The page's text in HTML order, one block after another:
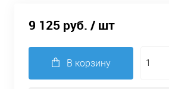
9 125 руб. / шт
В корзину